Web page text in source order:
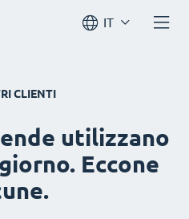
IT
CLIENTI
utilizzano
Eccone